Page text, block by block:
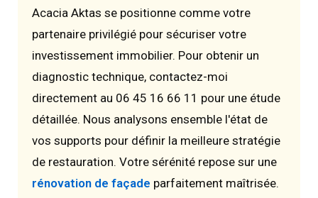
Acacia Aktas se positionne comme votre
partenaire privilégié pour sécuriser votre
investissement immobilier. Pour obtenir un
diagnostic technique, contactez-moi
directement au 06 45 16 66 11 pour une étude
détaillée. Nous analysons ensemble l'état de
vos supports pour définir la meilleure stratégie
de restauration. Votre sérénité repose sur une
rénovation de façade parfaitement maîtrisée.